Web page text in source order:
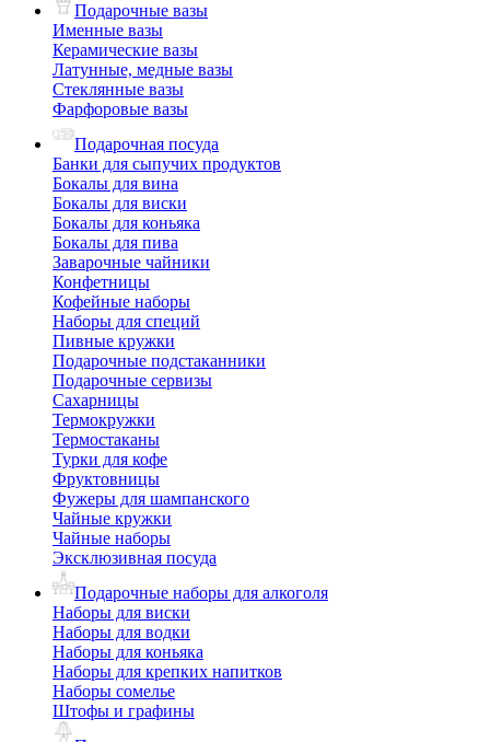
Подарочные вазы
Именные вазы
Керамические вазы
Латунные, медные вазы
Стеклянные вазы
Фарфоровые вазы
Подарочная посуда
Банки для сыпучих продуктов
Бокалы для вина
Бокалы для виски
Бокалы для коньяка
Бокалы для пива
Заварочные чайники
Конфетницы
Кофейные наборы
Наборы для специй
Пивные кружки
Подарочные подстаканники
Подарочные сервизы
Сахарницы
Термокружки
Термостаканы
Турки для кофе
Фруктовницы
Фужеры для шампанского
Чайные кружки
Чайные наборы
Эксклюзивная посуда
Подарочные наборы для алкоголя
Наборы для виски
Наборы для водки
Наборы для коньяка
Наборы для крепких напитков
Наборы сомелье
Штофы и графины